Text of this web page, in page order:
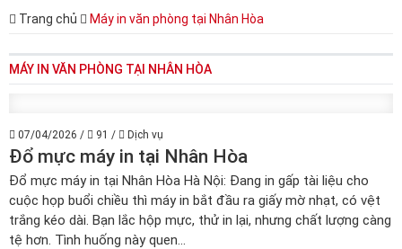
Trang chủ Máy in văn phòng tại Nhân Hòa
MÁY IN VĂN PHÒNG TẠI NHÂN HÒA
07/04/2026 / 91 / Dịch vụ
Đổ mực máy in tại Nhân Hòa
Đổ mực máy in tại Nhân Hòa Hà Nội: Đang in gấp tài liệu cho
cuộc họp buổi chiều thì máy in bắt đầu ra giấy mờ nhạt, có vệt
trắng kéo dài. Bạn lắc hộp mực, thử in lại, nhưng chất lượng càng
tệ hơn. Tình huống này quen...